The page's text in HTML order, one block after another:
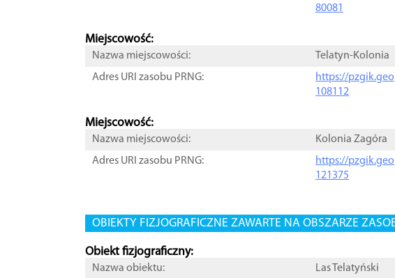
80081
Miejscowość:
Nazwa miejscowości:
Telatyn-Kolonia
Adres URI zasobu PRNG:
https://
108112
Miejscowość:
Nazwa miejscowości:
Kolonia Zagóra
Adres URI zasobu PRNG:
https://
121375
OBIEKTY FIZJOGRAFICZNE ZAWARTE NA OBSZARZE
Obiekt fizjograficzny:
Nazwa obiektu:
Las Telatyński